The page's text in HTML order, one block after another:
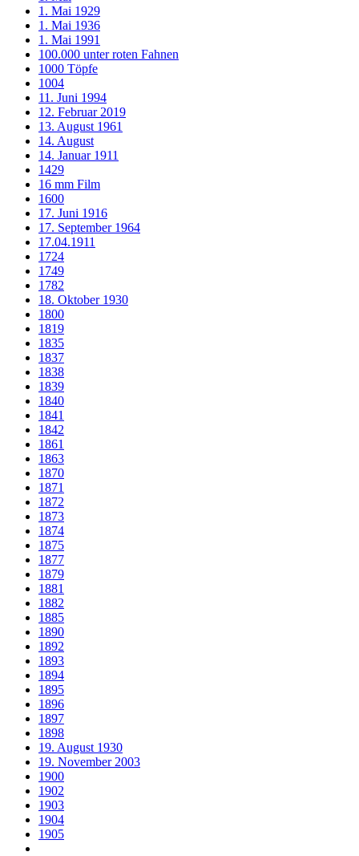
1. Mai 1929
1. Mai 1936
1. Mai 1991
100.000 unter roten Fahnen
1000 Töpfe
1004
11. Juni 1994
12. Februar 2019
13. August 1961
14. August
14. Januar 1911
1429
16 mm Film
1600
17. Juni 1916
17. September 1964
17.04.1911
1724
1749
1782
18. Oktober 1930
1800
1819
1835
1837
1838
1839
1840
1841
1842
1861
1863
1870
1871
1872
1873
1874
1875
1877
1879
1881
1882
1885
1890
1892
1893
1894
1895
1896
1897
1898
19. August 1930
19. November 2003
1900
1902
1903
1904
1905